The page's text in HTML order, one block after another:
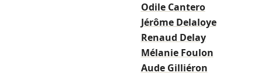
Odile Cantero
Jérôme Delaloye
Renaud Delay
Mélanie Foulon
Aude Gilliéron